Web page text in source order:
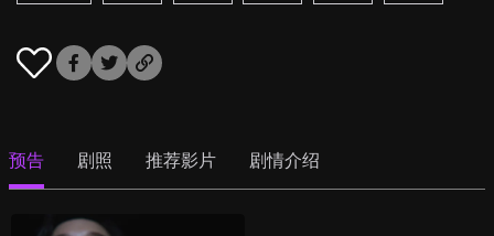
预告 剧照 推荐影片 剧情介绍